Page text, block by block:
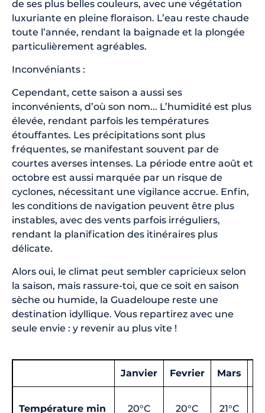
de ses plus belles couleurs, avec une végétation
luxuriante en pleine floraison. L’eau reste chaude
toute l’année, rendant la baignade et la plongée
particulièrement agréables.
Inconvéniants :
Cependant, cette saison a aussi ses
inconvénients, d’où son nom... L’humidité est plus
élevée, rendant parfois les températures
étouffantes. Les précipitations sont plus
fréquentes, se manifestant souvent par de
courtes averses intenses. La période entre août et
octobre est aussi marquée par un risque de
cyclones, nécessitant une vigilance accrue. Enfin,
les conditions de navigation peuvent être plus
instables, avec des vents parfois irréguliers,
rendant la planification des itinéraires plus
délicate.
Alors oui, le climat peut sembler capricieux selon
la saison, mais rassure-toi, que ce soit en saison
sèche ou humide, la Guadeloupe reste une
destination idyllique. Vous repartirez avec une
seule envie : y revenir au plus vite !
Janvier Fevrier Mars
Température min 20°C 20°C 21°C